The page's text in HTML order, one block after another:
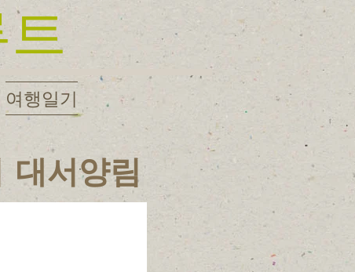
여행일기
서양림